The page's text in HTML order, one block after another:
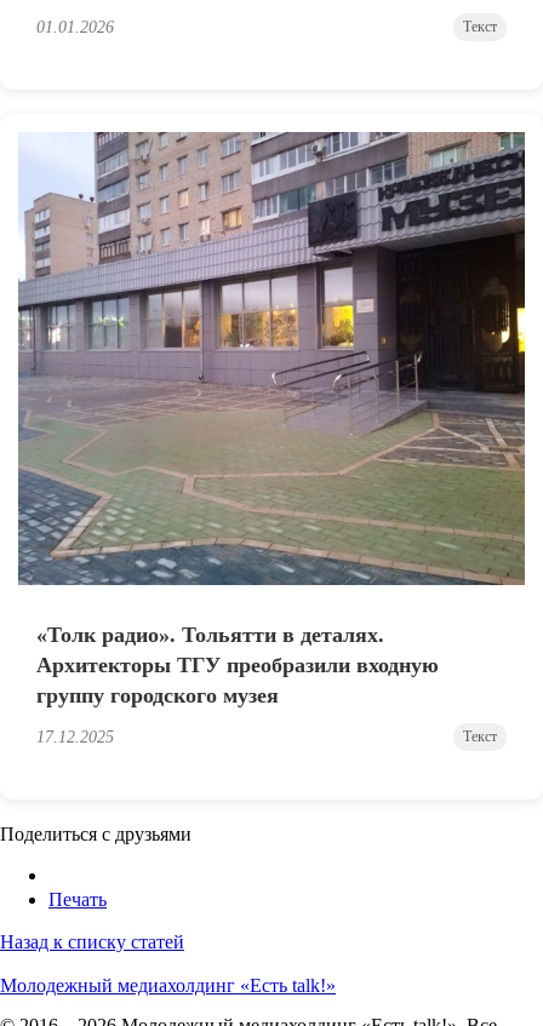
01.01.2026 Текст
«Толк радио». Тольятти в деталях.
Архитекторы ТГУ преобразили входную
группу городского музея
17.12.2025 Текст
Поделиться с друзьями
Печать
Назад к списку статей
Молодежный медиахолдинг «Есть talk!»